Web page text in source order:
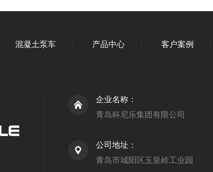
混凝土泵车 产品中心 客户案例
企业名称：
青岛科尼乐集团有限公司
公司地址：
青岛市城阳区玉皇岭工业园